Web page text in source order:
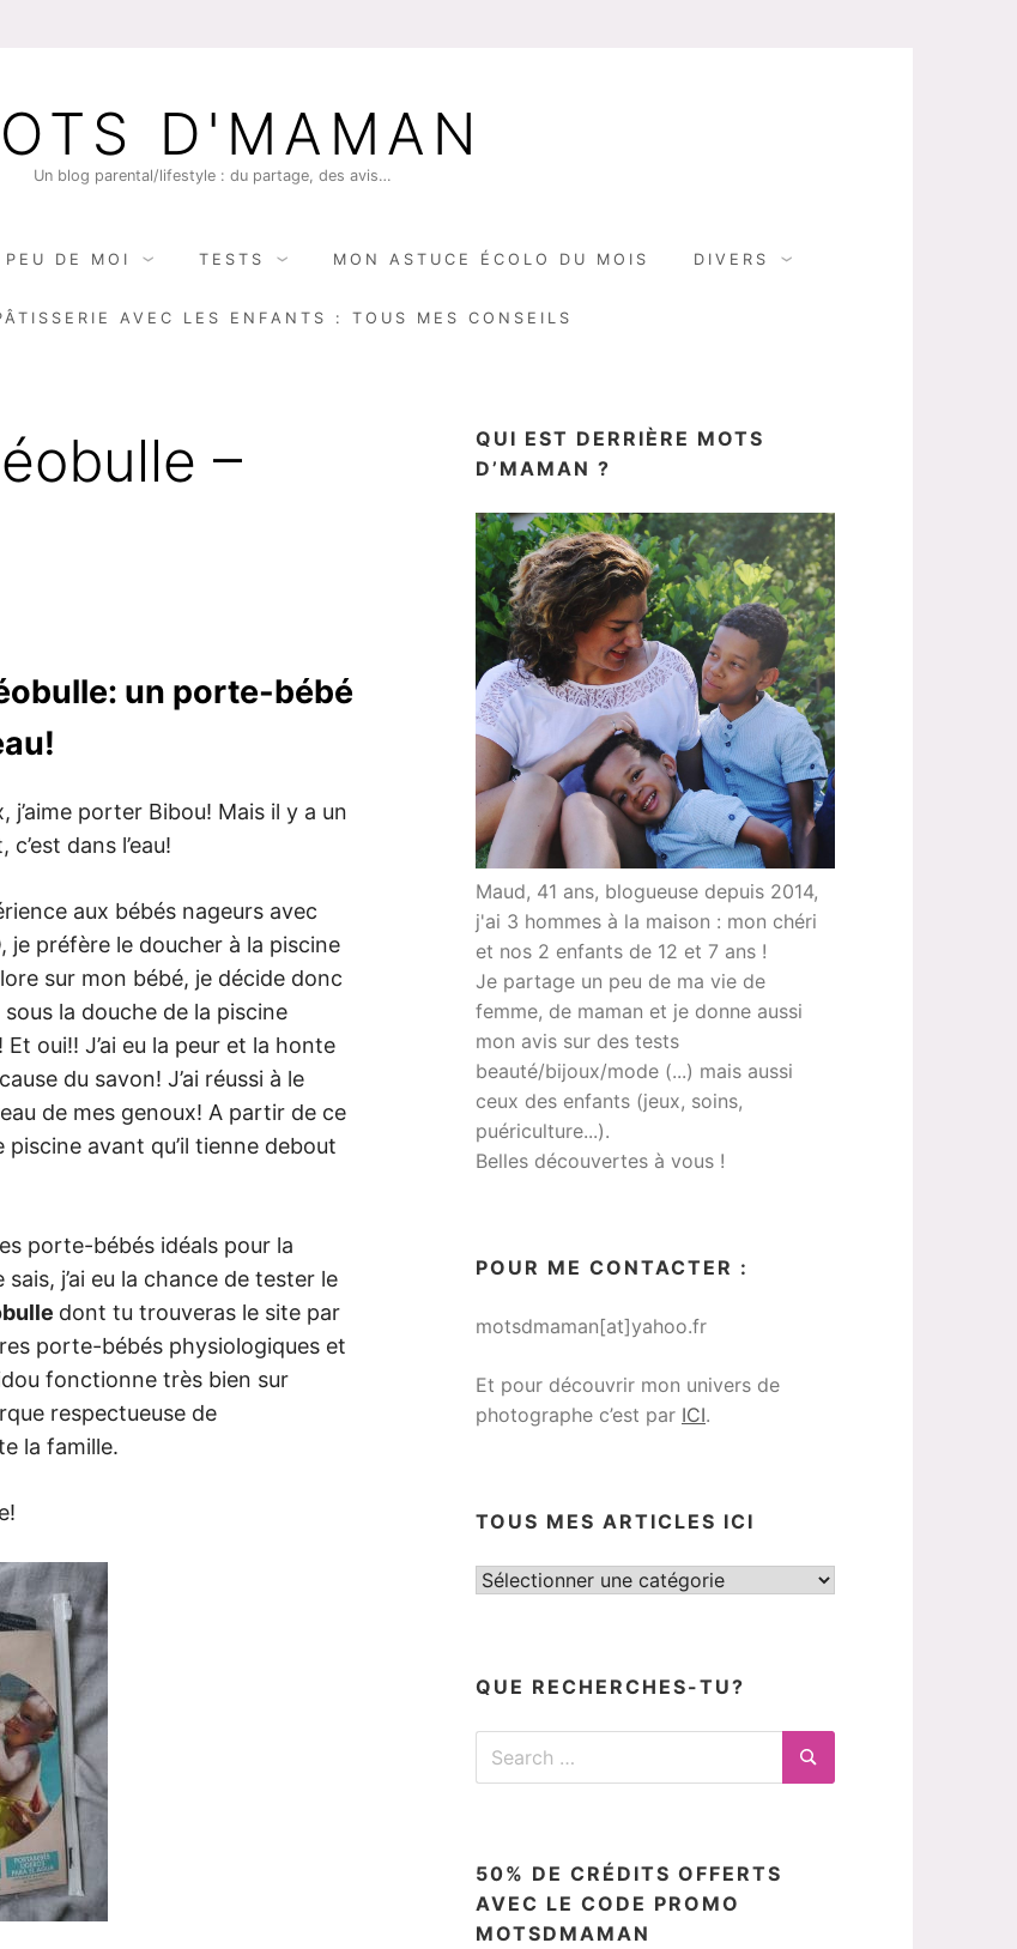
D'MAMAN
Un blog parental/lifestyle : du partage, des avis…
PEU DE MOI TESTS MON ASTUCE ÉCOLO DU MOIS DIVERS
AVEC LES ENFANTS : TOUS MES CONSEILS
–
un porte-bébé
j’aime porter Bibou! Mais il y a un
dans l’eau!
aux bébés nageurs avec
je préfère le doucher à la piscine
sur mon bébé, je décide donc
la douche de la piscine
oui!! J’ai eu la peur et la honte
du savon! J’ai réussi à le
de mes genoux! A partir de ce
avant qu’il tienne debout
porte-bébés idéals pour la
j’ai eu la chance de tester le
dont tu trouveras le site par
porte-bébés physiologiques et
fonctionne très bien sur
respectueuse de
la famille.
QUI EST DERRIÈRE MOTS
D’MAMAN ?
Maud, 41 ans, blogueuse depuis 2014,
j'ai 3 hommes à la maison : mon chéri
et nos 2 enfants de 12 et 7 ans !
Je partage un peu de ma vie de
femme, de maman et je donne aussi
mon avis sur des tests
beauté/bijoux/mode (...) mais aussi
ceux des enfants (jeux, soins,
puériculture...).
Belles découvertes à vous !
POUR ME CONTACTER :
motsdmaman[at]yahoo.fr
Et pour découvrir mon univers de
photographe c’est par ICI.
TOUS MES ARTICLES ICI
Tous
QUE RECHERCHES-TU?
Search
Search
50% DE CRÉDITS OFFERTS
AVEC LE CODE PROMO
MOTSDMAMAN